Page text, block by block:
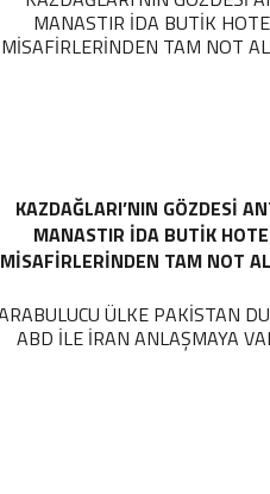
KAZDAĞLARI’NIN GÖZDESI
MANASTIR İDA BUTIK
MISAFIRLERINDEN TAM NOT